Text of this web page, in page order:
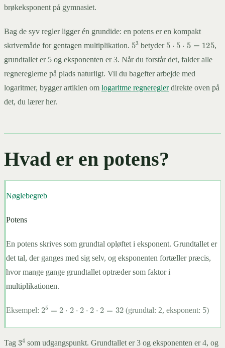
brøkeksponent på gymnasiet.
Bag de syv regler ligger én grundide: en potens er en kompakt
skrivemåde for gentagen multiplikation. 53 betyder
,
grundtallet er 5 og eksponenten er 3. Når du forstår det, falder alle
regnereglerne på plads naturligt. Vil du bagefter arbejde med
logaritmer, bygger artiklen om logaritme regnereglerdirekte oven på
det, du lærer her.
Hvad er en potens?
Nøglebegreb
Potens
En potens skrives som grundtal opløftet i eksponent. Grundtallet er
det tal, der ganges med sig selv, og eksponenten fortæller præcis,
hvor mange gange grundtallet optræder som faktor i
multiplikationen.
Eksempel: 25 ⋅2 2 2⋅2 =32 (grundtal: 2, eksponent: 5)
Tag 34 som udgangspunkt. Grundtallet er 3 og eksponenten er 4, og